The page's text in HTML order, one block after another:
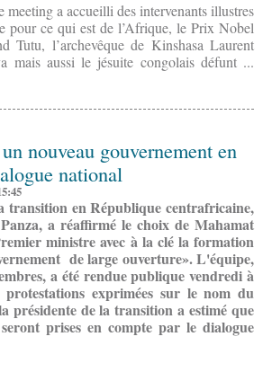
meeting a accueilli des intervenants illustres
pour ce qui est de l’Afrique, le Prix Nobel
Tutu, l’archevêque de Kinshasa Laurent
mais aussi le jésuite congolais défunt ...
nouveau gouvernement en
national
transition en République centrafricaine,
a réaffirmé le choix de Mahamat
ministre avec à la clé la formation
de large ouverture». L'équipe,
a été rendue publique vendredi à
protestations exprimées sur le nom du
présidente de la transition a estimé que
prises en compte par le dialogue